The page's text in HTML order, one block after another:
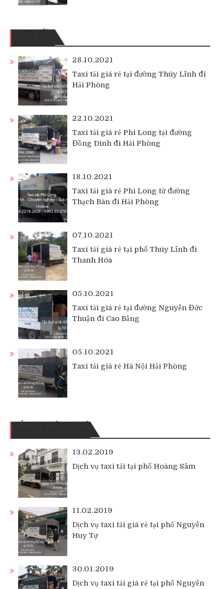
TIN TỨC
28.10.2021
Taxi tải giá rẻ tại đường Thúy Lĩnh đi
Hải Phòng
22.10.2021
Taxi tải giá rẻ Phi Long tại đường
Đồng Dinh đi Hải Phòng
18.10.2021
Taxi tải giá rẻ Phi Long từ đường
Thạch Bàn đi Hải Phòng
07.10.2021
Taxi tải giá rẻ tại phố Thúy Lĩnh đi
Thanh Hóa
05.10.2021
Taxi tải giá rẻ tại đường Nguyễn Đức
Thuận đi Cao Bằng
05.10.2021
Taxi tải giá rẻ Hà Nội Hải Phòng
BẢNG BÁO GIÁ
13.02.2019
Dịch vụ taxi tải tại phố Hoàng Sâm
11.02.2019
Dịch vụ taxi tải giá rẻ tại phố Nguyễn
Huy Tự
30.01.2019
Dịch vụ taxi tải giá rẻ tại phố Nguyễn